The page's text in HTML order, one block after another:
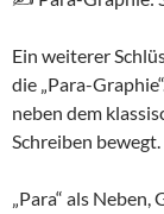
Ein weiterer
die „Para-
neben dem
Schreiben bewegt.
„Para“ als